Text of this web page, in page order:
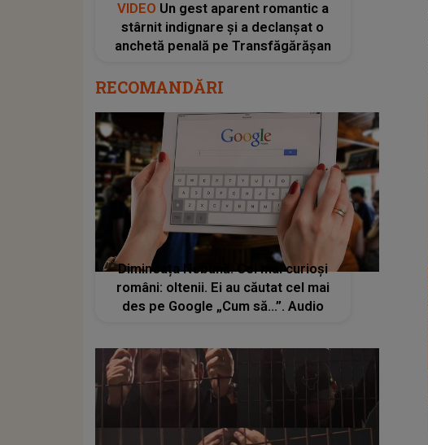
VIDEO Un gest aparent romantic a
stârnit indignare și a declanșat o
anchetă penală pe Transfăgărășan
RECOMANDĂRI
Dimineața Nebună. Cei mai curioși
români: oltenii. Ei au căutat cel mai
des pe Google „Cum să...”. Audio